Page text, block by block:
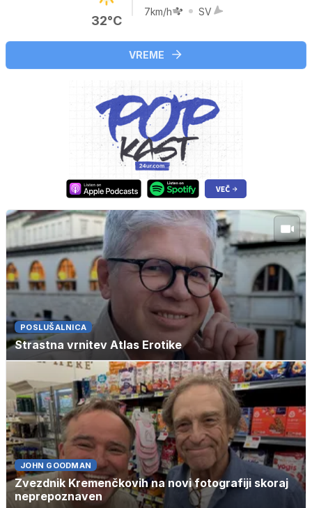
32°C
7km/h SV
VREME
POSLUŠALNICA
Strastna vrnitev Atlas Erotike
JOHN GOODMAN
Zvezdnik Kremenčkovih na novi fotografiji skoraj
neprepoznaven